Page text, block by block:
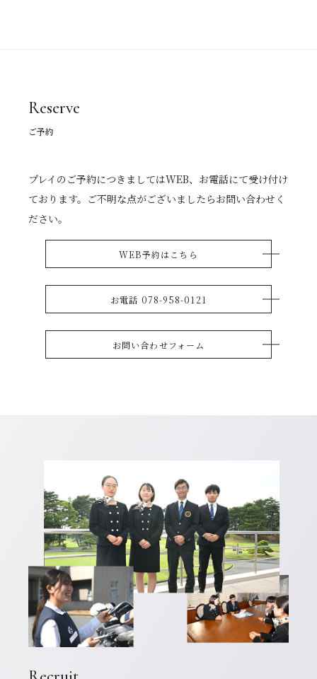
Reserve
ご予約
プレイのご予約につきましてはWEB、お電話にて受け付け
ております。ご不明な点がございましたらお問い合わせく
ださい。
WEB予約はこちら
お電話 078-958-0121
お問い合わせフォーム